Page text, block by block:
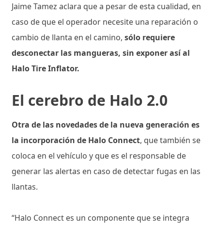
Jaime Tamez aclara que a pesar de esta cualidad, en
caso de que el operador necesite una reparación o
cambio de llanta en el camino, sólo requiere
desconectar las mangueras, sin exponer así al
Halo Tire Inflator.
El cerebro de Halo 2.0
Otra de las novedades de la nueva generación es
la incorporación de Halo Connect, que también se
coloca en el vehículo y que es el responsable de
generar las alertas en caso de detectar fugas en las
llantas.
“Halo Connect es un componente que se integra